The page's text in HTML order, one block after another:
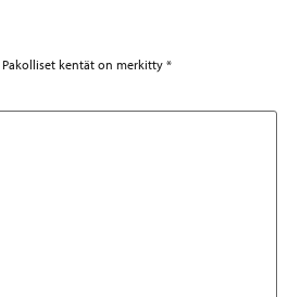
Pakolliset kentät on merkitty *